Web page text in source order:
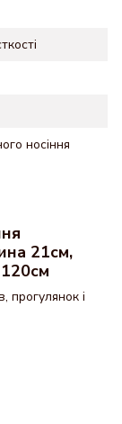
носіння
21см,
прогулянок і